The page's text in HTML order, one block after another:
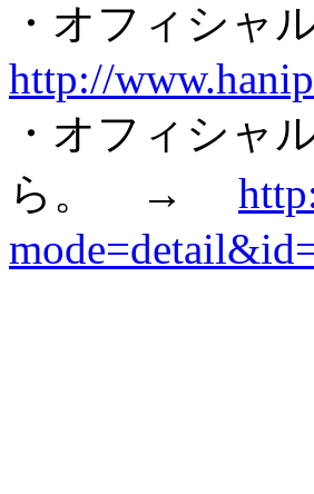
・オフィシ
http://
・オフィシャ
ら。 →